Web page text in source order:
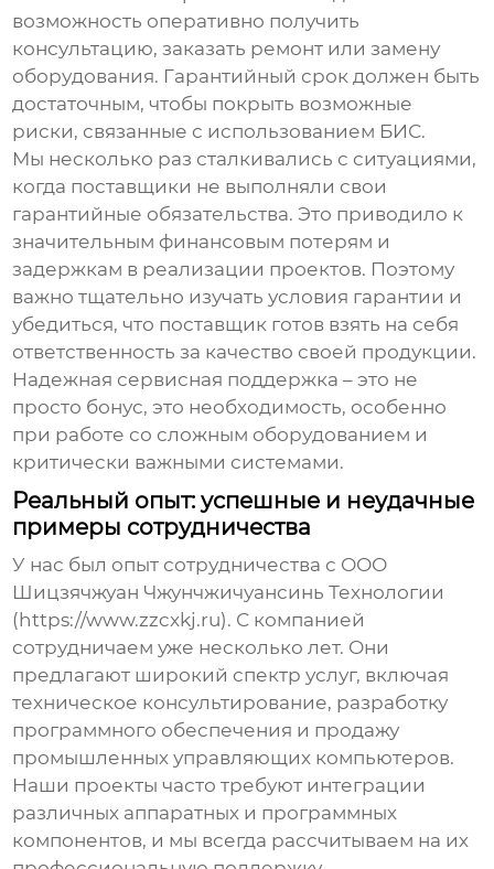
возможность оперативно получить
консультацию, заказать ремонт или замену
оборудования. Гарантийный срок должен быть
достаточным, чтобы покрыть возможные
риски, связанные с использованием БИС.
Мы несколько раз сталкивались с ситуациями,
когда поставщики не выполняли свои
гарантийные обязательства. Это приводило к
значительным финансовым потерям и
задержкам в реализации проектов. Поэтому
важно тщательно изучать условия гарантии и
убедиться, что поставщик готов взять на себя
ответственность за качество своей продукции.
Надежная сервисная поддержка – это не
просто бонус, это необходимость, особенно
при работе со сложным оборудованием и
критически важными системами.
Реальный опыт: успешные и неудачные
примеры сотрудничества
У нас был опыт сотрудничества с ООО
Шицзячжуан Чжунчжичуансинь Технологии
(https://www.zzcxkj.ru). С компанией
сотрудничаем уже несколько лет. Они
предлагают широкий спектр услуг, включая
техническое консультирование, разработку
программного обеспечения и продажу
промышленных управляющих компьютеров.
Наши проекты часто требуют интеграции
различных аппаратных и программных
компонентов, и мы всегда рассчитываем на их